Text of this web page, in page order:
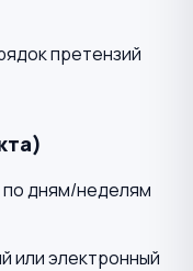
претензий
дням/неделям
или электронный